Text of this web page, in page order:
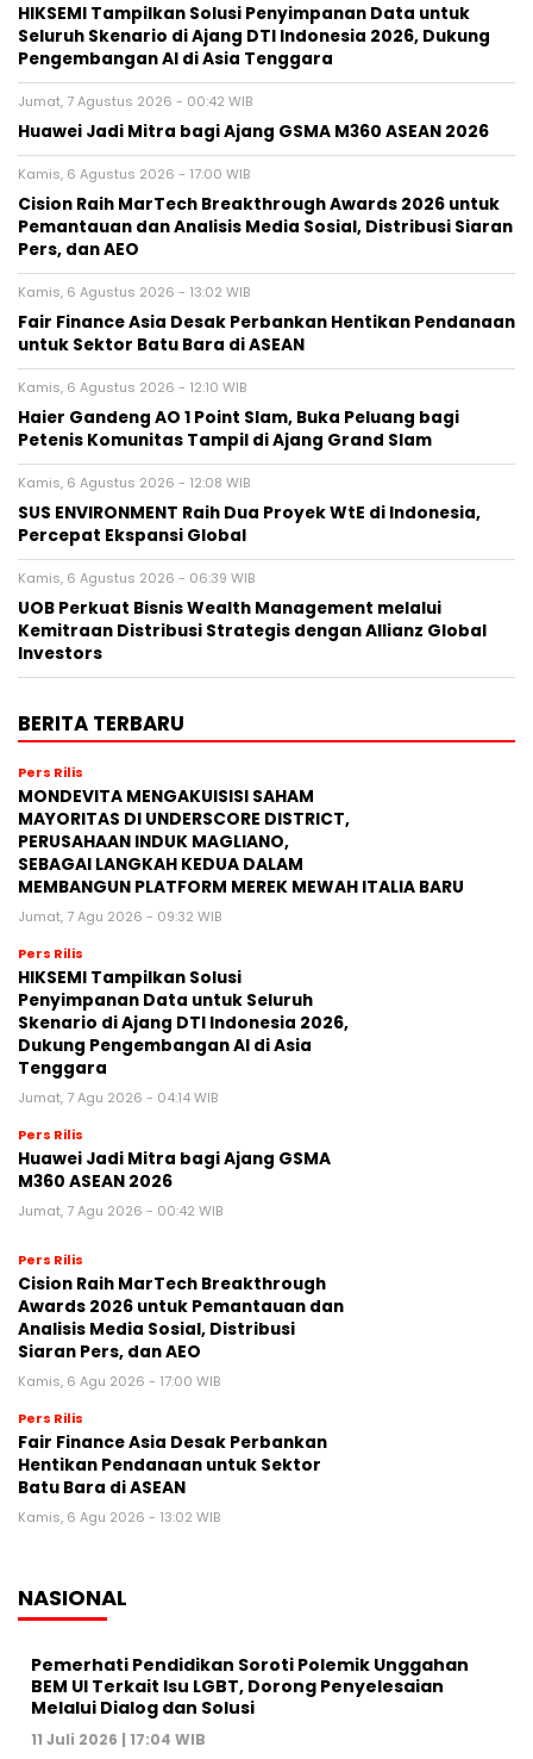
HIKSEMI Tampilkan Solusi Penyimpanan Data untuk
Seluruh Skenario di Ajang DTI Indonesia 2026, Dukung
Pengembangan AI di Asia Tenggara
Jumat, 7 Agustus 2026 - 00:42 WIB
Huawei Jadi Mitra bagi Ajang GSMA M360 ASEAN 2026
Kamis, 6 Agustus 2026 - 17:00 WIB
Cision Raih MarTech Breakthrough Awards 2026 untuk
Pemantauan dan Analisis Media Sosial, Distribusi Siaran
Pers, dan AEO
Kamis, 6 Agustus 2026 - 13:02 WIB
Fair Finance Asia Desak Perbankan Hentikan Pendanaan
untuk Sektor Batu Bara di ASEAN
Kamis, 6 Agustus 2026 - 12:10 WIB
Haier Gandeng AO 1 Point Slam, Buka Peluang bagi
Petenis Komunitas Tampil di Ajang Grand Slam
Kamis, 6 Agustus 2026 - 12:08 WIB
SUS ENVIRONMENT Raih Dua Proyek WtE di Indonesia,
Percepat Ekspansi Global
Kamis, 6 Agustus 2026 - 06:39 WIB
UOB Perkuat Bisnis Wealth Management melalui
Kemitraan Distribusi Strategis dengan Allianz Global
Investors
BERITA TERBARU
Pers Rilis
MONDEVITA MENGAKUISISI SAHAM
MAYORITAS DI UNDERSCORE DISTRICT,
PERUSAHAAN INDUK MAGLIANO,
SEBAGAI LANGKAH KEDUA DALAM
MEMBANGUN PLATFORM MEREK MEWAH ITALIA BARU
Jumat, 7 Agu 2026 - 09:32 WIB
Pers Rilis
HIKSEMI Tampilkan Solusi
Penyimpanan Data untuk Seluruh
Skenario di Ajang DTI Indonesia 2026,
Dukung Pengembangan AI di Asia
Tenggara
Jumat, 7 Agu 2026 - 04:14 WIB
Pers Rilis
Huawei Jadi Mitra bagi Ajang GSMA
M360 ASEAN 2026
Jumat, 7 Agu 2026 - 00:42 WIB
Pers Rilis
Cision Raih MarTech Breakthrough
Awards 2026 untuk Pemantauan dan
Analisis Media Sosial, Distribusi
Siaran Pers, dan AEO
Kamis, 6 Agu 2026 - 17:00 WIB
Pers Rilis
Fair Finance Asia Desak Perbankan
Hentikan Pendanaan untuk Sektor
Batu Bara di ASEAN
Kamis, 6 Agu 2026 - 13:02 WIB
NASIONAL
Pemerhati Pendidikan Soroti Polemik Unggahan
BEM UI Terkait Isu LGBT, Dorong Penyelesaian
Melalui Dialog dan Solusi
11 Juli 2026 | 17:04 WIB